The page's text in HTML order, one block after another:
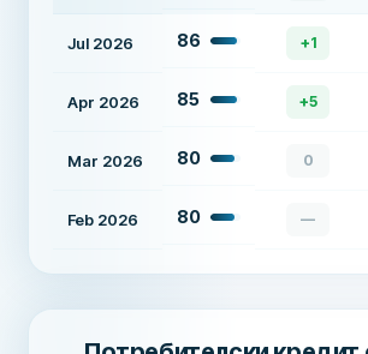
Jul 2026 86 +1
Apr 2026 85 +5
Mar 2026 80 0
Feb 2026 80 —